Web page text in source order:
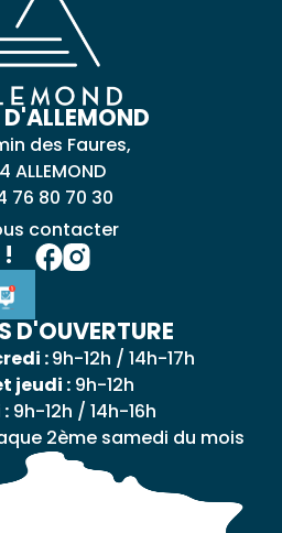
des Faures,
ALLEMOND
76 80 70 30
contacter
D'OUVERTURE
:9h-12h / 14h-17h
jeudi :9h-12h
9h-12h / 14h-16h
2ème samedi du mois